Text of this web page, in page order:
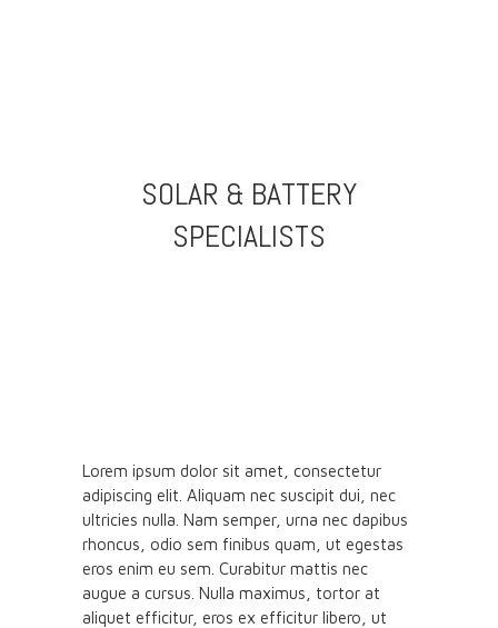
SOLAR & BATTERY
SPECIALISTS
Lorem ipsum dolor sit amet, consectetur
adipiscing elit. Aliquam nec suscipit dui, nec
ultricies nulla. Nam semper, urna nec dapibus
rhoncus, odio sem finibus quam, ut egestas
eros enim eu sem. Curabitur mattis nec
augue a cursus. Nulla maximus, tortor at
aliquet efficitur, eros ex efficitur libero, ut